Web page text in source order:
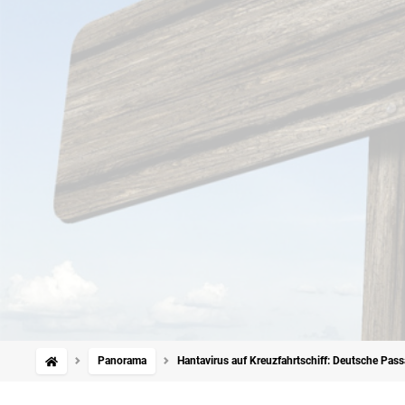
Panorama Hantavirus auf Kreuzfahrtschiff: Deutsche